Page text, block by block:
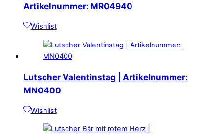
Artikelnummer: MR04940
Wishlist
Lutscher Valentinstag | Artikelnummer:
MN0400
Wishlist